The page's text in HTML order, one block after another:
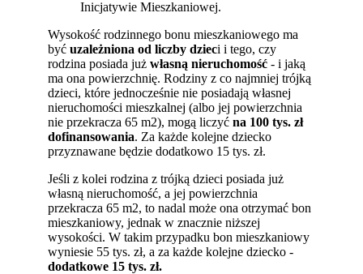
Inicjatywie Mieszkaniowej.
Wysokość rodzinnego bonu mieszkaniowego ma
byćuzależniona od liczby dzieci i tego, czy
rodzina posiada jużwłasną nieruchomość - i jaką
ma ona powierzchnię. Rodziny z co najmniej trójką
dzieci, które jednocześnie nie posiadają własnej
nieruchomości mieszkalnej (albo jej powierzchnia
nie przekracza 65 m2), mogą liczyćna 100 tys. zł
dofinansowania. Za każde kolejne dziecko
przyznawane będzie dodatkowo 15 tys. zł.
Jeśli z kolei rodzina z trójką dzieci posiada już
własną nieruchomość, a jej powierzchnia
przekracza 65 m2, to nadal może ona otrzymać bon
mieszkaniowy, jednak w znacznie niższej
wysokości. W takim przypadku bon mieszkaniowy
wyniesie 55 tys. zł, a za każde kolejne dziecko -
dodatkowe 15 tys. zł.